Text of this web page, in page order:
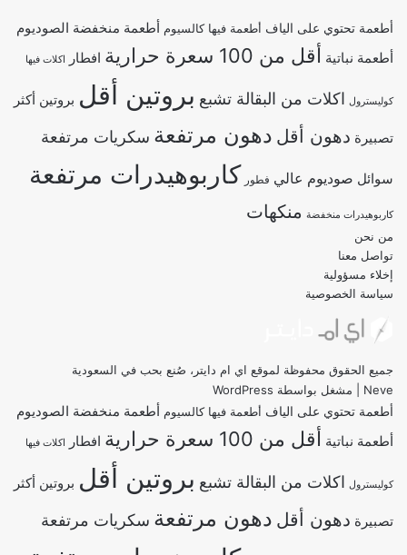
أطعمة تحتوي على الياف أطعمة فيها كالسيوم أطعمة منخفضة الصوديوم
أطعمة نباتية أقل من 100 سعرة حرارية افطار اكلات فيها
كوليسترول اكلات من البقالة تشبع بروتين أقل بروتين أكثر
تصبيرة دهون أقل دهون مرتفعة سكريات مرتفعة
سوائل صوديوم عالي فطور كاربوهيدرات مرتفعة
كاربوهيدرات منخفضة منكهات
من نحن
تواصل معنا
إخلاء مسؤولية
سياسة الخصوصية
جميع الحقوق محفوظة لموقع اي ام دايتر، صُنع بحب في السعودية
Neve | مشغل بواسطة WordPress
أطعمة تحتوي على الياف أطعمة فيها كالسيوم أطعمة منخفضة الصوديوم
أطعمة نباتية أقل من 100 سعرة حرارية افطار اكلات فيها
كوليسترول اكلات من البقالة تشبع بروتين أقل بروتين أكثر
تصبيرة دهون أقل دهون مرتفعة سكريات مرتفعة